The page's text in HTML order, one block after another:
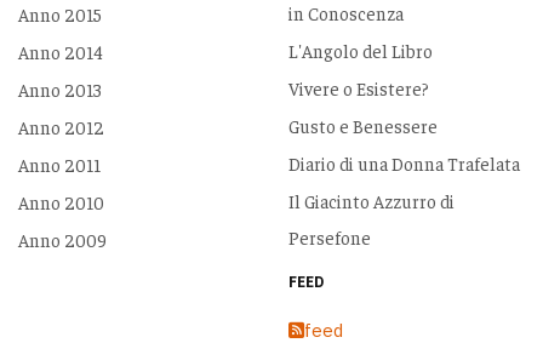
Anno 2015
Anno 2014
Anno 2013
Anno 2012
Anno 2011
Anno 2010
Anno 2009
in Conoscenza
L'Angolo del Libro
Vivere o Esistere?
Gusto e Benessere
Diario di una Donna Trafelata
Il Giacinto Azzurro di
Persefone
FEED
feed